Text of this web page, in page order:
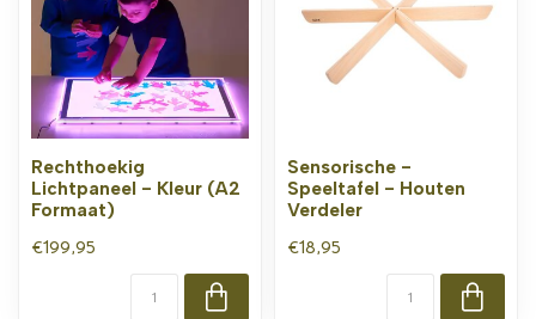
Rechthoekig
Lichtpaneel - Kleur (A2
Formaat)
€199,95
Sensorische -
Speeltafel - Houten
Verdeler
€18,95